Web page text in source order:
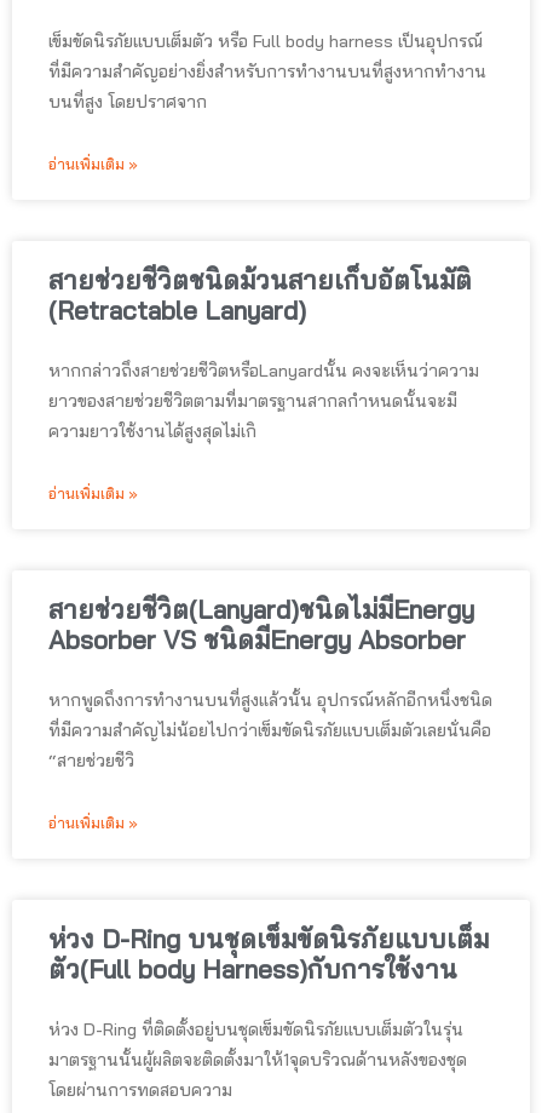
เข็มขัดนิรภัยแบบเต็มตัว หรือ Full body harness เป็นอุปกรณ์
ที่มีความสำคัญอย่างยิ่งสำหรับการทำงานบนที่สูงหากทำงาน
บนที่สูง โดยปราศจาก
อ่านเพิ่มเติม »
สายช่วยชีวิตชนิดม้วนสายเก็บอัตโนมัติ
(Retractable Lanyard)
หากกล่าวถึงสายช่วยชีวิตหรือLanyardนั้น คงจะเห็นว่าความ
ยาวของสายช่วยชีวิตตามที่มาตรฐานสากลกำหนดนั้นจะมี
ความยาวใช้งานได้สูงสุดไม่เกิ
อ่านเพิ่มเติม »
สายช่วยชีวิต(Lanyard)ชนิดไม่มีEnergy
Absorber VS ชนิดมีEnergy Absorber
หากพูดถึงการทำงานบนที่สูงแล้วนั้น อุปกรณ์หลักอีกหนึ่งชนิด
ที่มีความสำคัญไม่น้อยไปกว่าเข็มขัดนิรภัยแบบเต็มตัวเลยนั่นคือ
“สายช่วยชีวิ
อ่านเพิ่มเติม »
ห่วง D-Ring บนชุดเข็มขัดนิรภัยแบบเต็ม
ตัว(Full body Harness)กับการใช้งาน
ห่วง D-Ring ที่ติดตั้งอยู่บนชุดเข็มขัดนิรภัยแบบเต็มตัวในรุ่น
มาตรฐานนั้นผู้ผลิตจะติดตั้งมาให้1จุดบริวณด้านหลังของชุด
โดยผ่านการทดสอบความ